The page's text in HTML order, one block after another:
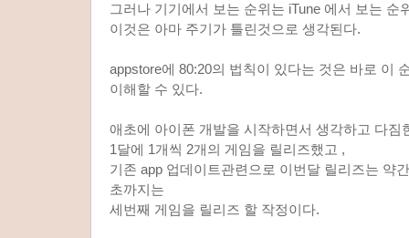
그러나 기기에서 보는 순위는 iTune 에서 보는 순
이것은 아마 주기가 틀린것으로 생각된다.
appstore에 80:20의 법칙이 있다는 것은 바로 이
이해할 수 있다.
애초에 아이폰 개발을 시작하면서 생각하고 다짐
1달에 1개씩 2개의 게임을 릴리즈했고 ,
기존 app 업데이트관련으로 이번달 릴리즈는 약
초까지는
세번째 게임을 릴리즈 할 작정이다.